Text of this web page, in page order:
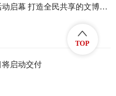
国际博物馆日石家庄主会场活动启幕 打造全民共享的文博盛宴
将启动交付
TOP